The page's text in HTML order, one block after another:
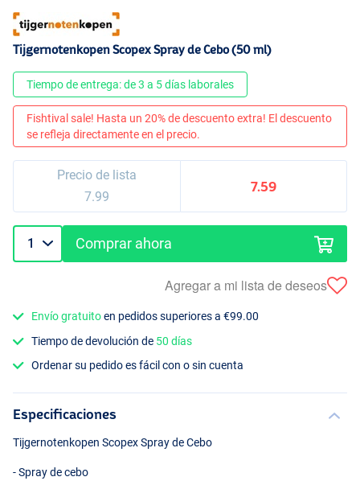
Tijgernotenkopen Scopex Spray de Cebo (50 ml)
Tiempo de entrega: de 3 a 5 días laborales
Fishtival sale! Hasta un 20% de descuento extra! El descuento
se refleja directamente en el precio.
Precio de lista
7.99
7.59
Comprar ahora
Agregar a mi lista de deseos
Envío gratuitoen pedidos superiores a €99.00
Tiempo de devolución de 50 días
Ordenar su pedido es fácil con o sin cuenta
Especificaciones
Tijgernotenkopen Scopex Spray de Cebo
- Spray de cebo